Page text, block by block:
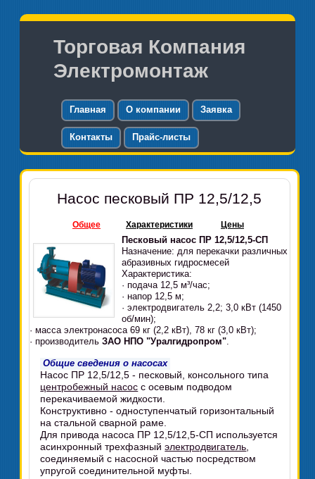
Торговая Компания
Электромонтаж
Главная О компании Заявка
Контакты Прайс-листы
Насос песковый ПР 12,5/12,5
Общее Характеристики Цены
Песковый насос ПР 12,5/12,5-СП
Назначение: для перекачки различных
абразивных гидросмесей
Характеристика:
· подача 12,5 м³/час;
· напор 12,5 м;
· электродвигатель 2,2; 3,0 кВт (1450
об/мин);
· масса электронасоса 69 кг (2,2 кВт), 78 кг (3,0 кВт);
· производительЗАО НПО "Уралгидропром".
Общие сведения о насосах
Насос ПР 12,5/12,5 - песковый, консольного типа
центробежный насос с осевым подводом
перекачиваемой жидкости.
Конструктивно - одноступенчатый горизонтальный
на стальной сварной раме.
Для привода насоса ПР 12,5/12,5-СП используется
асинхронный трехфазныйэлектродвигатель
соединяемый с насосной частью посредством
упругой соединительной муфты.